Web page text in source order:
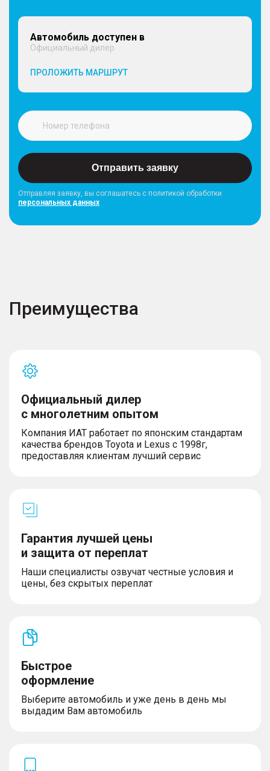
Автомобиль доступен в
Официальный дилер
ПРОЛОЖИТЬ МАРШРУТ
Отправить заявку
Отправляя заявку, вы соглашатесь с политикой обработки
персональных данных
Преимущества
Официальный дилер
с многолетним опытом
Компания ИАТ работает по японским стандартам
качества брендов Toyota и Lexus с 1998г,
предоставляя клиентам лучший сервис
Гарантия лучшей цены
и защита от переплат
Наши специалисты озвучат честные условия и
цены, без скрытых переплат
Быстрое
оформление
Выберите автомобиль и уже день в день мы
выдадим Вам автомобиль